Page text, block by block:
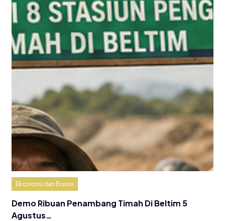
Ekonomi dan Bisnis
Demo Ribuan Penambang Timah Di Beltim 5
Agustus…